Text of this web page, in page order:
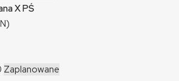
XPŚ
Zaplanowane